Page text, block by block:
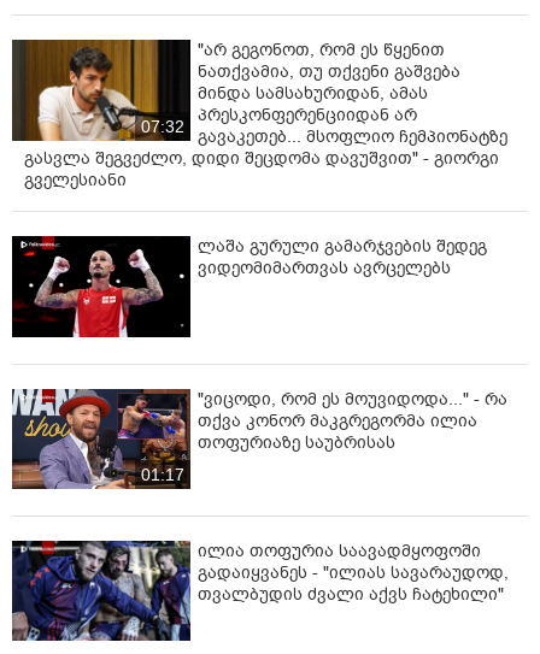
07:32
"არ გეგონოთ, რომ ეს წყენით
ნათქვამია, თუ თქვენი გაშვება
მინდა სამსახურიდან, ამას
პრესკონფერენციიდან არ
გავაკეთებ... მსოფლიო ჩემპიონატზე
გასვლა შეგვეძლო, დიდი შეცდომა დავუშვით" - გიორგი
გველესიანი
ლაშა გურული გამარჯვების შედეგ
ვიდეომიმართვას ავრცელებს
01:17
"ვიცოდი, რომ ეს მოუვიდოდა..." - რა
თქვა კონორ მაკგრეგორმა ილია
თოფურიაზე საუბრისას
ილია თოფურია საავადმყოფოში
გადაიყვანეს - "ილიას სავარაუდოდ,
თვალბუდის ძვალი აქვს ჩატეხილი"